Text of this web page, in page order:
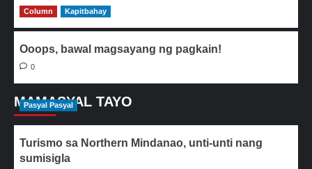
0
Column Kapitbahay
Ooops, bawal magsayang ng pagkain!
0
MAMASYAL TAYO
Pasyal Pasyal
Turismo sa Northern Mindanao, unti-unti nang
sumisigla